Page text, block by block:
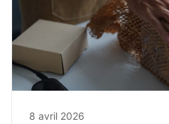
8 avril 2026